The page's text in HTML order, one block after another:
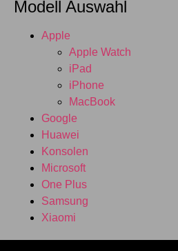
Modell Auswahl
Apple
Apple Watch
iPad
iPhone
MacBook
Google
Huawei
Konsolen
Microsoft
One Plus
Samsung
Xiaomi